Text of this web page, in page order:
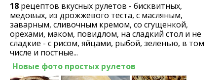
18 рецептов вкусных рулетов - бисквитных,
медовых, из дрожжевого теста, с масляным,
заварным, сливочным кремом, со сгущенкой,
орехами, маком, повидлом, на сладкий стол и не
сладкие - с рисом, яйцами, рыбой, зеленью, в том
числе и постные...
Новые фото простых рулетов